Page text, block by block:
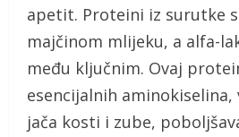
apetit. Proteini iz surutke
majčinom mlijeku, a alfa-
među ključnim. Ovaj
esencijalnih aminokiselina,
jača kosti i zube,